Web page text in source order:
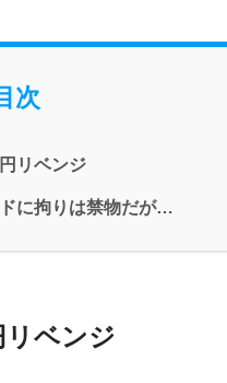
次
リベンジ
ドに拘りは禁物だが…
リベンジ